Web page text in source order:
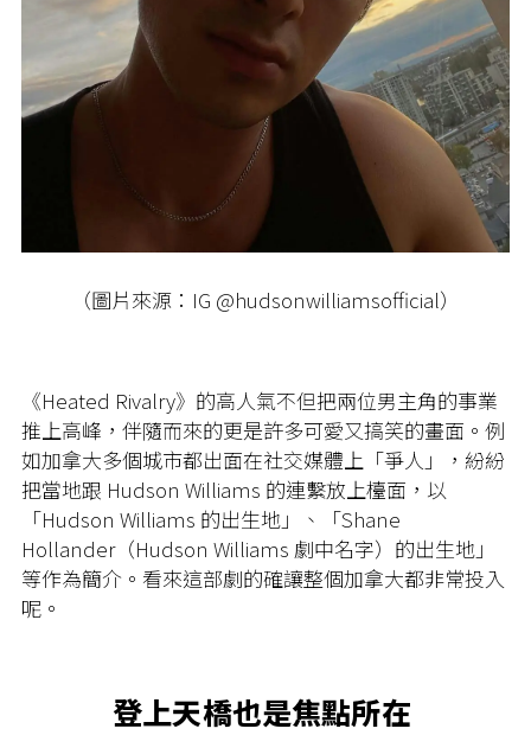
（圖片來源：IG @hudsonwilliamsofficial）
《Heated Rivalry》的高人氣不但把兩位男主角的事業
推上高峰，伴隨而來的更是許多可愛又搞笑的畫面。例
如加拿大多個城市都出面在社交媒體上「爭人」，紛紛
把當地跟 Hudson Williams 的連繫放上檯面，以
「Hudson Williams 的出生地」、「Shane
Hollander（Hudson Williams 劇中名字）的出生地」
等作為簡介。看來這部劇的確讓整個加拿大都非常投入
呢。
登上天橋也是焦點所在